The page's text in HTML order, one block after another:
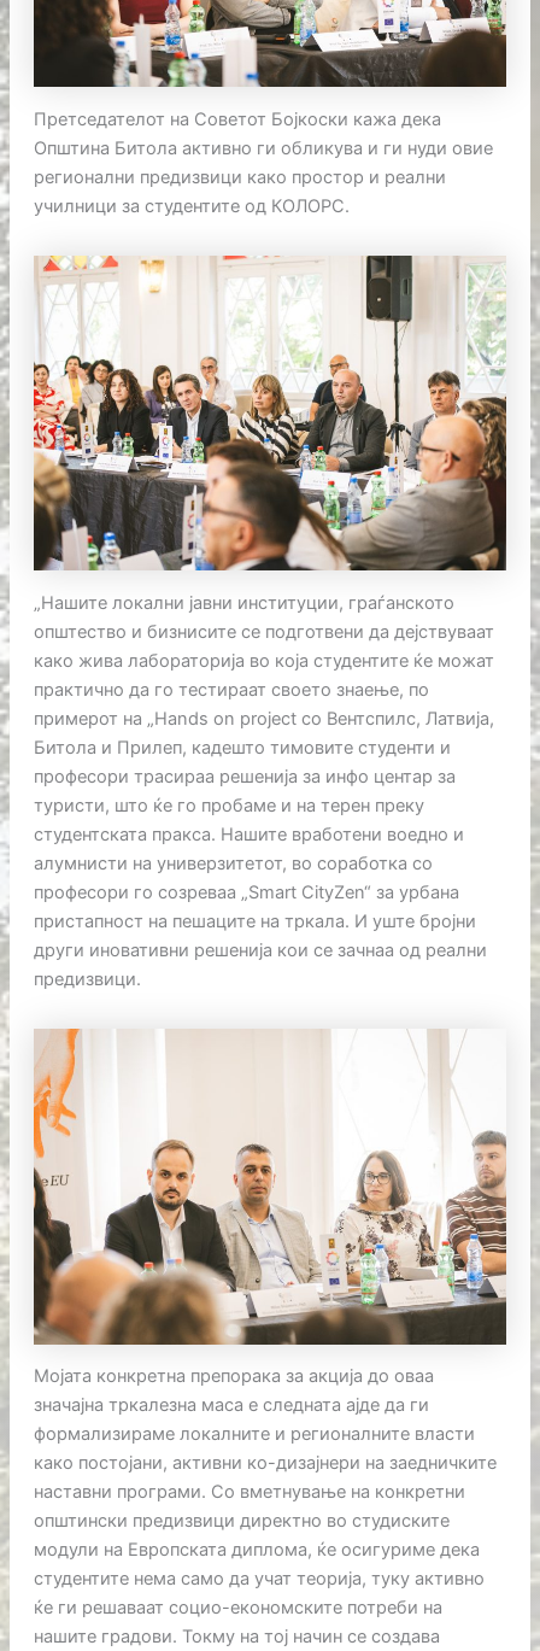
Претседателот на Советот Бојкоски кажа дека
Општина Битола активно ги обликува и ги нуди овие
регионални предизвици како простор и реални
училници за студентите од КОЛОРС.
„Нашите локални јавни институции, граѓанското
општество и бизнисите се подготвени да дејствуваат
како жива лабораторија во која студентите ќе можат
практично да го тестираат своето знаење, по
примерот на „Hands on project со Вентспилс, Латвија,
Битола и Прилеп, кадешто тимовите студенти и
професори трасираа решенија за инфо центар за
туристи, што ќе го пробаме и на терен преку
студентската пракса. Нашите вработени воедно и
алумнисти на универзитетот, во соработка со
професори го созреваа „Smart CityZen“ за урбана
пристапност на пешаците на тркала. И уште бројни
други иновативни решенија кои се зачнаа од реални
предизвици.
Мојата конкретна препорака за акција до оваа
значајна тркалезна маса е следната ајде да ги
формализираме локалните и регионалните власти
како постојани, активни ко-дизајнери на заедничките
наставни програми. Со вметнување на конкретни
општински предизвици директно во студиските
модули на Европската диплома, ќе осигуриме дека
студентите нема само да учат теорија, туку активно
ќе ги решаваат социо-економските потреби на
нашите градови. Токму на тој начин се создава